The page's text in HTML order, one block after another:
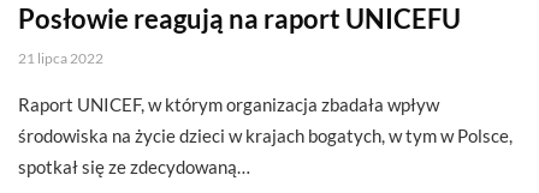
Posłowie reagują na raport UNICEFU
21 lipca 2022
Raport UNICEF, w którym organizacja zbadała wpływ
środowiska na życie dzieci w krajach bogatych, w tym w Polsce,
spotkał się ze zdecydowaną…